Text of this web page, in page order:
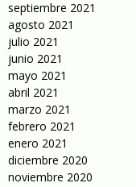
septiembre 2021
agosto 2021
julio 2021
junio 2021
mayo 2021
abril 2021
marzo 2021
febrero 2021
enero 2021
diciembre 2020
noviembre 2020